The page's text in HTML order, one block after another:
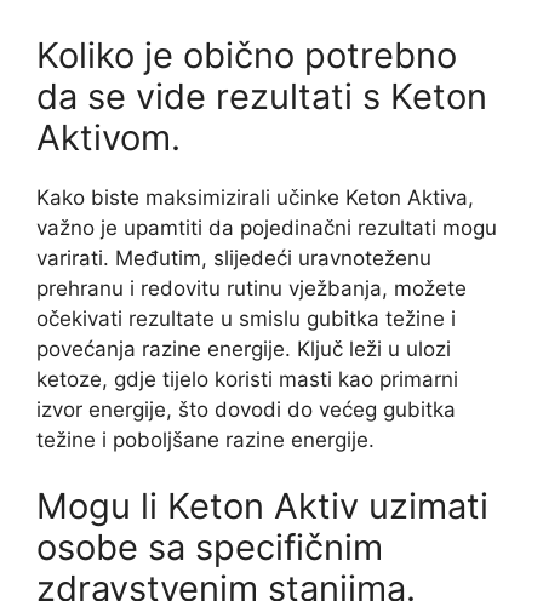
Koliko je obično potrebno
da se vide rezultati s Keton
Aktivom.
Kako biste maksimizirali učinke Keton Aktiva,
važno je upamtiti da pojedinačni rezultati mogu
varirati. Međutim, slijedeći uravnoteženu
prehranu i redovitu rutinu vježbanja, možete
očekivati ​​rezultate u smislu gubitka težine i
povećanja razine energije. Ključ leži u ulozi
ketoze, gdje tijelo koristi masti kao primarni
izvor energije, što dovodi do većeg gubitka
težine i poboljšane razine energije.
Mogu li Keton Aktiv uzimati
osobe sa specifičnim
zdravstvenim stanjima.